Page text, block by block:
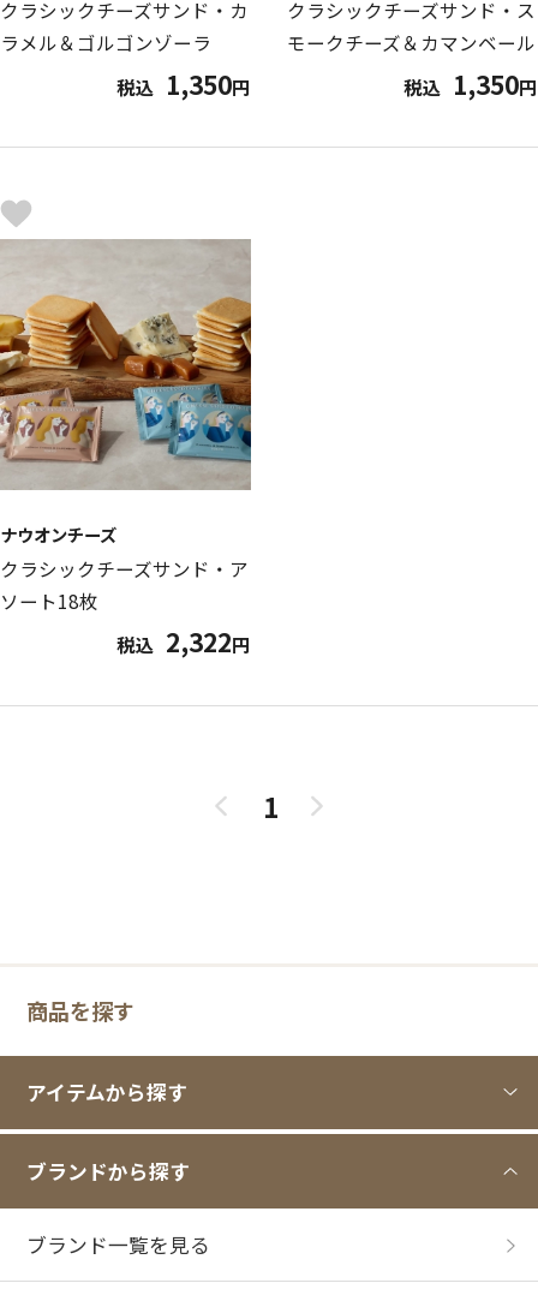
商品を探す
アイテムから探す
ブランドから探す
ブランド一覧を見る
クラシックチーズサンド・カ
ラメル＆ゴルゴンゾーラ
税込 1,350円
クラシックチーズサンド・ス
モークチーズ＆カマンベール
税込 1,350円
ナウオンチーズ
クラシックチーズサンド・ア
ソート18枚
税込 2,322円
1